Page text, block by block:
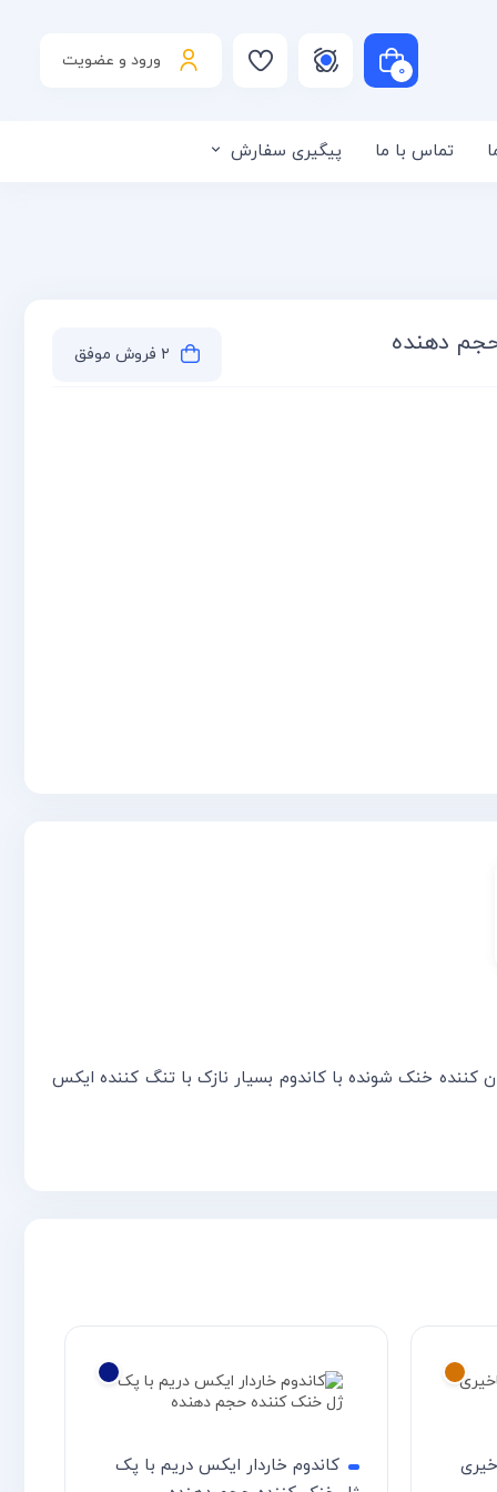
ورود و عضویت ۰
استتماس با ما پیگیری سفارش
دهنده ۲ فروش موفق
خنک شونده با کاندوم بسیار نازک با تنگ کننده ایکس
کاندوم خاردار ایکس دریم با پک